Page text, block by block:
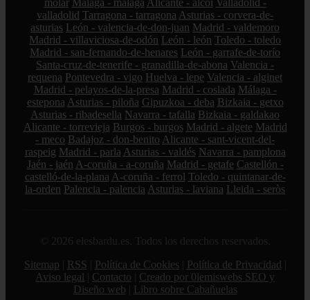
molar Málaga - málaga Alicante - alcoi Valladolid -
valladolid Tarragona - tarragona Asturias - corvera-de-
asturias León - valencia-de-don-juan Madrid - valdemoro
Madrid - villaviciosa-de-odón León - león Toledo - toledo
Madrid - san-fernando-de-henares León - garrafe-de-torío
Santa-cruz-de-tenerife - granadilla-de-abona Valencia -
requena Pontevedra - vigo Huelva - lepe Valencia - alginet
Madrid - pelayos-de-la-presa Madrid - coslada Málaga -
estepona Asturias - piloña Gipuzkoa - deba Bizkaia - getxo
Asturias - ribadesella Navarra - tafalla Bizkaia - galdakao
Alicante - torrevieja Burgos - burgos Madrid - algete Madrid
- meco Badajoz - don-benito Alicante - sant-vicent-del-
raspeig Madrid - parla Asturias - valdés Navarra - pamplona
Jaén - jaén A-coruña - a-coruña Madrid - getafe Castellón -
castelló-de-la-plana A-coruña - ferrol Toledo - quintanar-de-
la-orden Palencia - palencia Asturias - laviana Lleida - seròs
© 2026 elesbardu.es. Todos los derechos reservados.
Sitemap
RSS Política de Cookies Política de Privacidad
Aviso legal
Contacto
Creado por 0lemiswebs SEO y
Diseño web
Libro sobre Cabañuelas